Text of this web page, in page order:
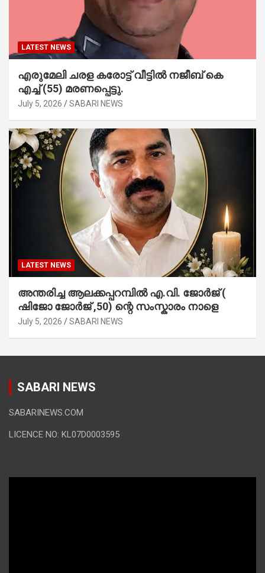
LATEST NEWS
എരുമേലി ചരള കരോട്ട് വീട്ടിൽ നജീബ് കെ
എച്ച് (55) മരണപ്പെട്ടു.
July 5, 2026 SABARI NEWS
LATEST NEWS
അന്തരിച്ച ആ​ല​ക്ക​പ്പ​റമ്പിൽ​ എ.​വി. ജോ​ർ​ജ് (
ഷിജോ ജോർജ് ,50) ന്റെ സംസ്കാരം നാളെ
July 5, 2026 SABARI NEWS
SABARI NEWS
SABARINEWS.COM
LICENCE NO: KL07D0003595